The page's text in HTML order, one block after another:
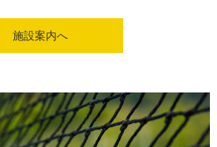
施設案内へ